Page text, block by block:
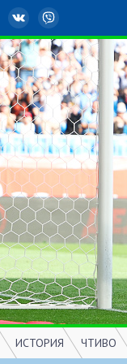
YouTubeВКонтакте
ИСТОРИЯ
ЧТИВО